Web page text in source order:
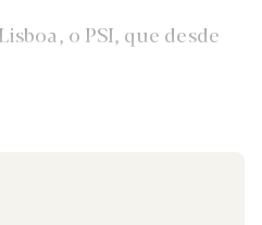
o PSI, que desde